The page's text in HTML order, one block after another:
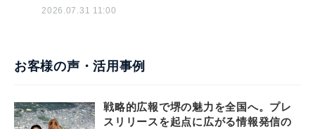
2026.07.31 11:00
お客様の声・活用事例
戦略的広報で堺の魅力を全国へ。プレ
スリリースを起点に広がる情報発信の